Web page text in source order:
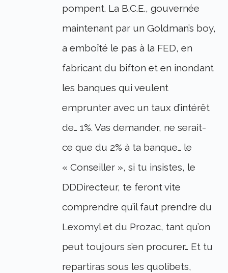
pompent. La B.C.E., gouvernée
maintenant par un Goldman’s boy,
a emboîté le pas à la FED, en
fabricant du bifton et en inondant
les banques qui veulent
emprunter avec un taux d’intérêt
de… 1%. Vas demander, ne serait-
ce que du 2% à ta banque… le
« Conseiller », si tu insistes, le
DDDirecteur, te feront vite
comprendre qu’il faut prendre du
Lexomyl et du Prozac, tant qu’on
peut toujours s’en procurer… Et tu
repartiras sous les quolibets,